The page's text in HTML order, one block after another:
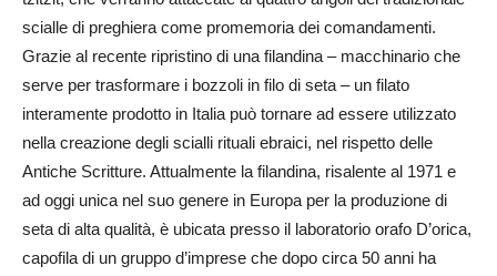
scialle di preghiera come promemoria dei comandamenti.
Grazie al recente ripristino di una filandina – macchinario che
serve per trasformare i bozzoli in filo di seta – un filato
interamente prodotto in Italia può tornare ad essere utilizzato
nella creazione degli scialli rituali ebraici, nel rispetto delle
Antiche Scritture. Attual­mente la filandina, risalente al 1971 e
ad oggi unica nel suo genere in Europa per la produzione di
seta di alta qualità, è ubicata presso il laboratorio ora­fo D’orica,
capofila di un gruppo d’imprese che dopo circa 50 anni ha